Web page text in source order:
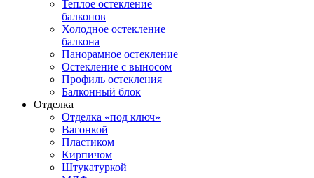
Теплое остекление
балконов
Холодное остекление
балкона
Панорамное остекление
Остекление с выносом
Профиль остекления
Балконный блок
Отделка
Отделка «под ключ»
Вагонкой
Пластиком
Кирпичом
Штукатуркой